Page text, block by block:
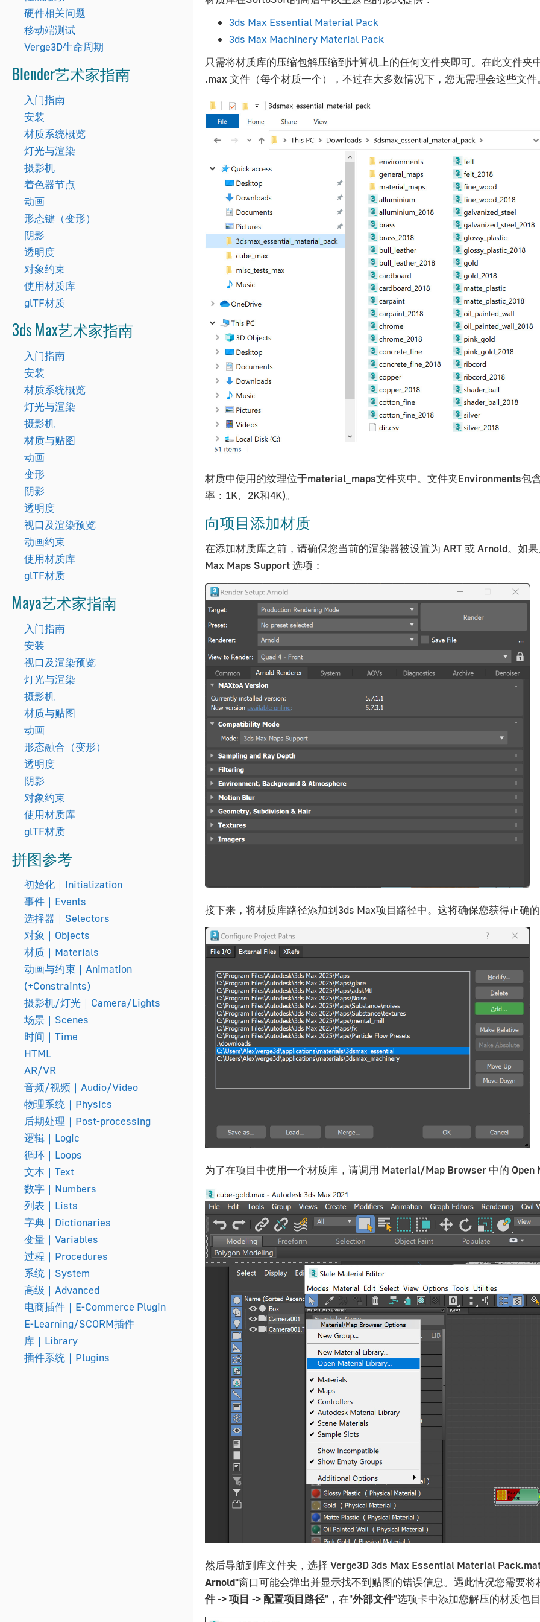
硬件相关问题
移动端测试
Verge3D生命周期
Blender艺术家指南
入门指南
安装
材质系统概览
灯光与渲染
摄影机
着色器节点
动画
形态键（变形）
阴影
透明度
对象约束
使用材质库
glTF材质
3ds Max艺术家指南
入门指南
安装
材质系统概览
灯光与渲染
摄影机
材质与贴图
动画
变形
阴影
透明度
视口及渲染预览
动画约束
使用材质库
glTF材质
Maya艺术家指南
入门指南
安装
视口及渲染预览
灯光与渲染
摄影机
材质与贴图
动画
形态融合（变形）
透明度
阴影
对象约束
使用材质库
glTF材质
拼图参考
初始化｜Initialization
事件｜Events
选择器｜Selectors
对象｜Objects
材质｜Materials
动画与约束｜Animation
(+Constraints)
摄影机/灯光｜Camera/Lights
场景｜Scenes
时间｜Time
HTML
AR/VR
音频/视频｜Audio/Video
物理系统｜Physics
后期处理｜Post-processing
逻辑｜Logic
循环｜Loops
文本｜Text
数字｜Numbers
列表｜Lists
字典｜Dictionaries
变量｜Variables
过程｜Procedures
系统｜System
高级｜Advanced
电商插件｜E-Commerce Plugin
E-Learning/SCORM插件
库｜Library
插件系统｜Plugins
3ds Max Essential Material Pack
3ds Max Machinery Material Pack
只需将材质库的压缩包解压缩到计算机上的任何文件夹即可。在此文件夹
.max 文件（每个材质一个），不过在大多数情况下，您无需理会这些文件
材质中使用的纹理位于material_maps文件夹中。文件夹Environments包
率：1K、2K和4K)。
向项目添加材质
在添加材质库之前，请确保您当前的渲染器被设置为 ART或Arnold。如
Max Maps Support选项：
接下来，将材质库路径添加到3ds Max项目路径中。这将确保您获得正确的
为了在项目中使用一个材质库，请调用 Material/Map Browser 中的 Open
然后导航到库文件夹，选择 Verge3D 3ds Max Essential Material
Arnold"窗口可能会弹出并显示找不到贴图的错误信息。遇此情况您需要
件 -> 项目 -> 配置项目路径"，在"外部文件"选项卡中添加您解压的材质包